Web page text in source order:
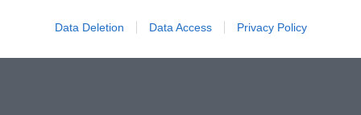
Data Deletion Data Access Privacy Policy